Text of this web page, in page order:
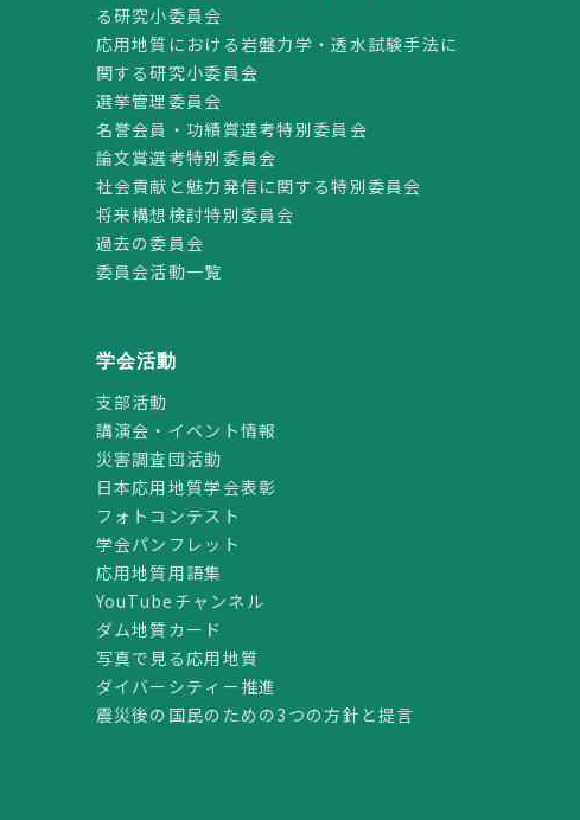
る研究小委員会
応用地質における岩盤力学・透水試験手法に
関する研究小委員会
選挙管理委員会
名誉会員・功績賞選考特別委員会
論文賞選考特別委員会
社会貢献と魅力発信に関する特別委員会
将来構想検討特別委員会
過去の委員会
委員会活動一覧
学会活動
支部活動
講演会・イベント情報
災害調査団活動
日本応用地質学会表彰
フォトコンテスト
学会パンフレット
応用地質用語集
YouTubeチャンネル
ダム地質カード
写真で見る応用地質
ダイバーシティー推進
震災後の国民のための3つの方針と提言